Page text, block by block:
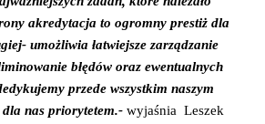
akredytacja to ogromny prestiż dla
umożliwia łatwiejsze zarządzanie
błędów oraz ewentualnych
przede wszystkim naszym
nas priorytetem.- wyjaśnia Leszek